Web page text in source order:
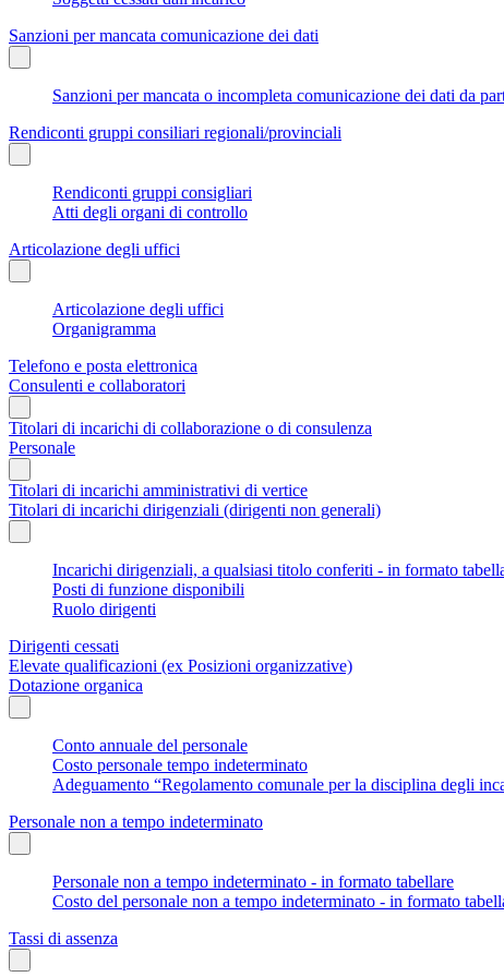
Sanzioni per mancata comunicazione dei dati
Sanzioni per mancata o incompleta comunicazione dei dati da
Rendiconti gruppi consiliari regionali/provinciali
Rendiconti gruppi consigliari
Atti degli organi di controllo
Articolazione degli uffici
Articolazione degli uffici
Organigramma
Telefono e posta elettronica
Consulenti e collaboratori
Titolari di incarichi di collaborazione o di consulenza
Personale
Titolari di incarichi amministrativi di vertice
Titolari di incarichi dirigenziali (dirigenti non generali)
Incarichi dirigenziali, a qualsiasi titolo conferiti - in formato
Posti di funzione disponibili
Ruolo dirigenti
Dirigenti cessati
Elevate qualificazioni (ex Posizioni organizzative)
Dotazione organica
Conto annuale del personale
Costo personale tempo indeterminato
Adeguamento “Regolamento comunale per la disciplina degli
Personale non a tempo indeterminato
Personale non a tempo indeterminato - in formato tabellare
Costo del personale non a tempo indeterminato - in formato
Tassi di assenza